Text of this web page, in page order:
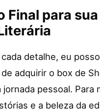
Final para sua
detalhe, eu
adquirir o box de
pessoal. Para
e a beleza da